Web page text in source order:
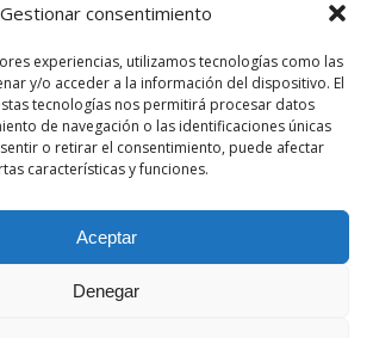
Gestionar consentimiento
experiencias, utilizamos tecnologías como las
y/o acceder a la información del dispositivo. El
tecnologías nos permitirá procesar datos
de navegación o las identificaciones únicas
o retirar el consentimiento, puede afectar
características y funciones.
Aceptar
Denegar
Podcast de Medicina · by casiMedicos
Radio casiMedicos
. Los contenidos pertenecen a sus
y se muestran mediante